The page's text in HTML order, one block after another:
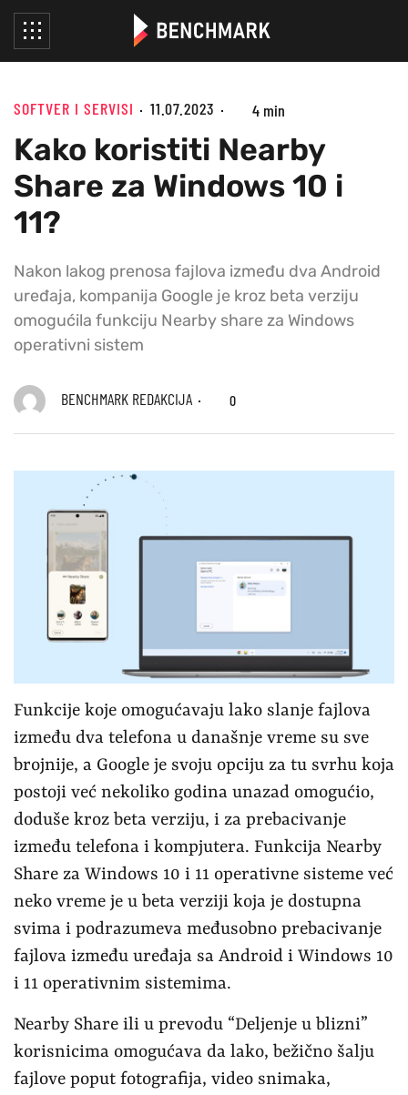
SOFTVER I SERVISI 11.07.2023 4 min
Kako koristiti Nearby
Share za Windows 10 i
11?
Nakon lakog prenosa fajlova između dva Android
uređaja, kompanija Google je kroz beta verziju
omogućila funkciju Nearby share za Windows
operativni sistem
BENCHMARK REDAKCIJA 0
Funkcije koje omogućavaju lako slanje fajlova
između dva telefona u današnje vreme su sve
brojnije, a Google je svoju opciju za tu svrhu koja
postoji već nekoliko godina unazad omogućio,
doduše kroz beta verziju, i za prebacivanje
između telefona i kompjutera. Funkcija Nearby
Share za Windows 10 i 11 operativne sisteme već
neko vreme je u beta verziji koja je dostupna
svima i podrazumeva međusobno prebacivanje
fajlova između uređaja sa Android i Windows 10
i 11 operativnim sistemima.
Nearby Share ili u prevodu “Deljenje u blizni”
korisnicima omogućava da lako, bežično šalju
fajlove poput fotografija, video snimaka,